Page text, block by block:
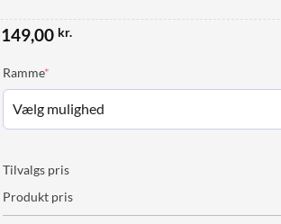
149,00 kr.
Ramme*(required)
Tilvalgs pris
Produkt pris